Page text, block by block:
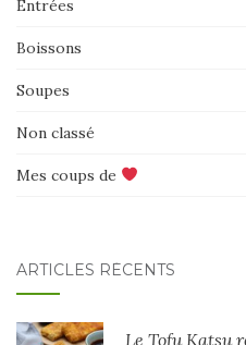
Entrées
Boissons
Soupes
Non classé
Mes coups de
ARTICLES RÉCENTS
Le Tofu Katsu